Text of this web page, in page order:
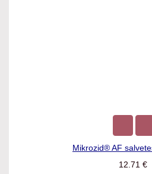
Mikrozid® AF
12.71€